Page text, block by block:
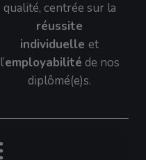
qualité, centrée sur la
réussite
individuelle et
l’employabilité de nos
diplômé(e)s.